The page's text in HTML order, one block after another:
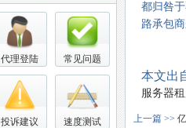
代理登陆 常见问题
投诉建议 速度测试
都归咎
路承包
本文出
服务器
上一篇 >>